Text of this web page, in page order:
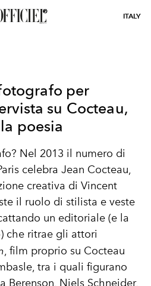
ITALY
per
su Cocteau,
poesia
Nel 2013 il numero di
celebra Jean Cocteau,
creativa di Vincent
il ruolo di stilista e veste
un editoriale (e la
che ritrae gli attori
, film proprio su Cocteau
tra i quali figurano
Berenson, Niels Schneider,